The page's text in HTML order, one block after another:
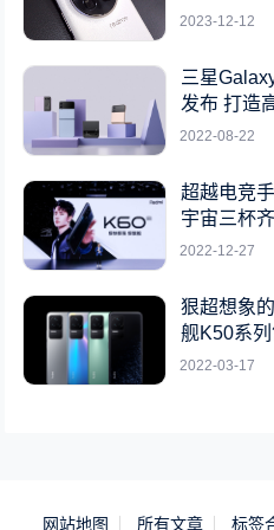
2023-12-12
三星
发布 打造
2022-08-22
超越电竞
宇宙三杯
2022-12-27
狠超想象
舰K50系
2022-03-17
网站地图 所有文章 标签